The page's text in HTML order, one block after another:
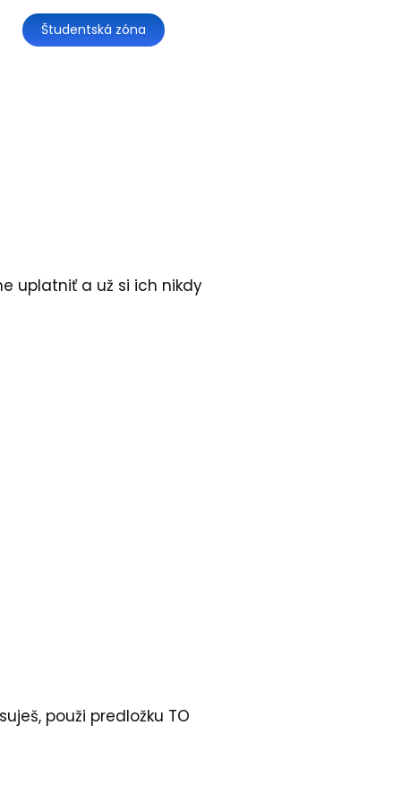
Študentská zóna
uplatniť a už si ich nikdy
použi predložku TO